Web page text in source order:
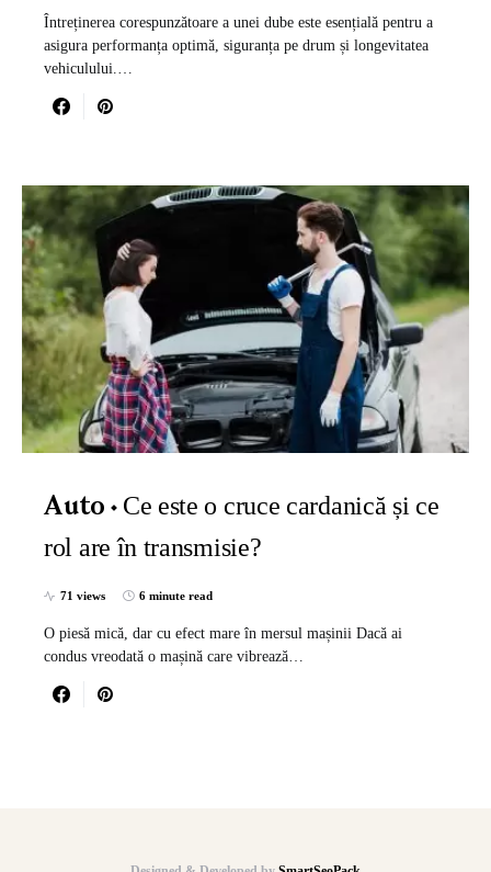
Întreținerea corespunzătoare a unei dube este esențială pentru a
asigura performanța optimă, siguranța pe drum și longevitatea
vehiculului.…
Auto
Ce este o cruce cardanică și ce
rol are în transmisie?
71 views 6 minute read
O piesă mică, dar cu efect mare în mersul mașinii Dacă ai
condus vreodată o mașină care vibrează…